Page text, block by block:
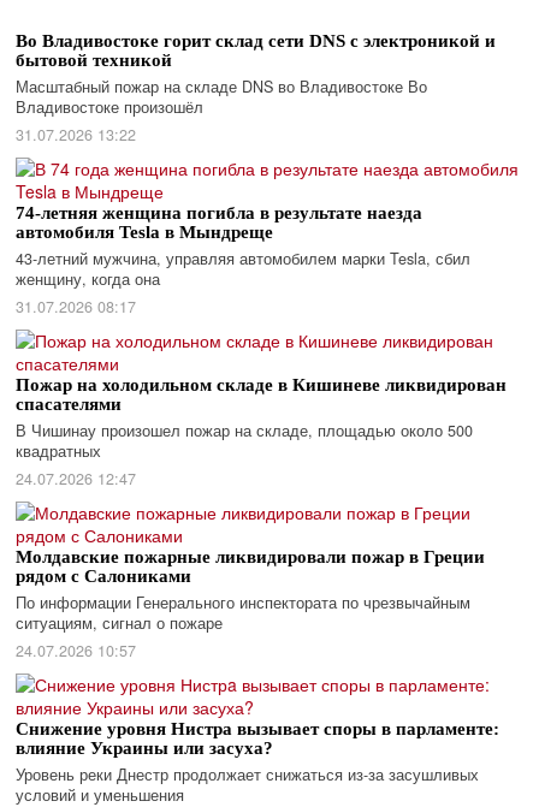
Во Владивостоке горит склад сети DNS с электроникой и
бытовой техникой
Масштабный пожар на складе DNS во Владивостоке Во
Владивостоке произошёл
31.07.2026 13:22
74-летняя женщина погибла в результате наезда
автомобиля Tesla в Мындреще
43-летний мужчина, управляя автомобилем марки Tesla, сбил
женщину, когда она
31.07.2026 08:17
Пожар на холодильном складе в Кишиневе ликвидирован
спасателями
В Чишинау произошел пожар на складе, площадью около 500
квадратных
24.07.2026 12:47
Молдавские пожарные ликвидировали пожар в Греции
рядом с Салониками
По информации Генерального инспектората по чрезвычайным
ситуациям, сигнал о пожаре
24.07.2026 10:57
Снижение уровня Нистрa вызывает споры в парламенте:
влияние Украины или засуха?
Уровень реки Днестр продолжает снижаться из-за засушливых
условий и уменьшения